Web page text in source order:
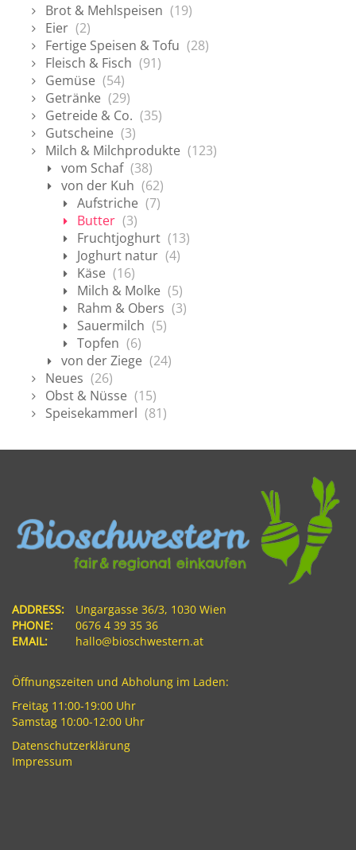
Brot & Mehlspeisen (19)
Eier (2)
Fertige Speisen & Tofu (28)
Fleisch & Fisch (91)
Gemüse (54)
Getränke (29)
Getreide & Co. (35)
Gutscheine (3)
Milch & Milchprodukte (123)
vom Schaf (38)
von der Kuh (62)
Aufstriche (7)
Butter (3)
Fruchtjoghurt (13)
Joghurt natur (4)
Käse (16)
Milch & Molke (5)
Rahm & Obers (3)
Sauermilch (5)
Topfen (6)
von der Ziege (24)
Neues (26)
Obst & Nüsse (15)
Speisekammerl (81)
ADDRESS:
Ungargasse 36/3, 1030 Wien
PHONE:
0676 4 39 35 36
EMAIL:
hallo@bioschwestern.at
Öffnungszeiten und Abholung im Laden:
Freitag 11:00-19:00 Uhr
Samstag 10:00-12:00 Uhr
Datenschutzerklärung
Impressum